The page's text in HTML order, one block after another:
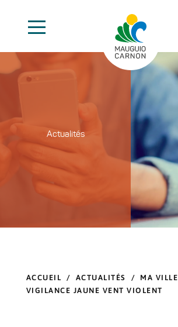
Actualités
ACCUEIL / ACTUALITÉS / MA VILLE
VIGILANCE JAUNE VENT VIOLENT